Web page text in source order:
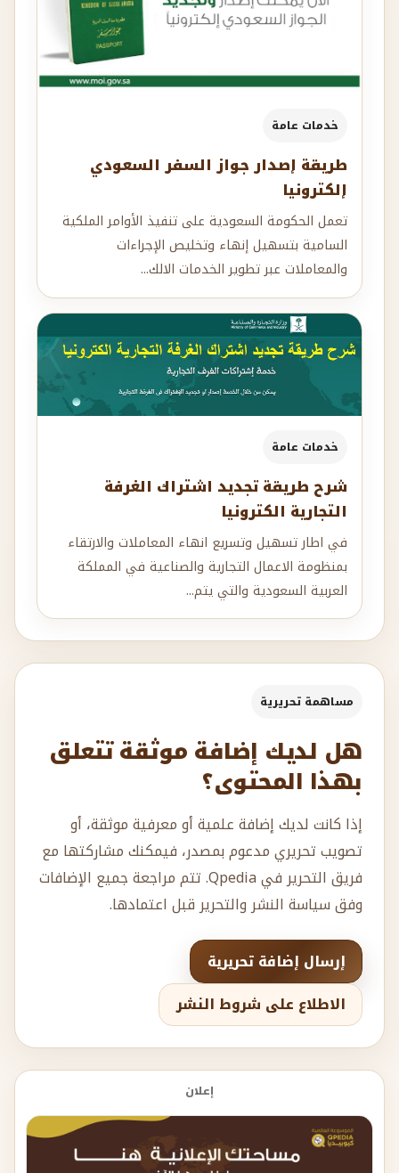
خدمات عامة
طريقة إصدار جواز السفر السعودي
إلكترونيا
تعمل الحكومة السعودية على تنفيذ الأوامر الملكية
السامية بتسهيل إنهاء وتخليص الإجراءات
والمعاملات عبر تطوير الخدمات الالك...
خدمات عامة
شرح طريقة تجديد اشتراك الغرفة
التجارية الكترونيا
في اطار تسهيل وتسريع انهاء المعاملات والارتقاء
بمنظومة الاعمال التجارية والصناعية في المملكة
العربية السعودية والتي يتم...
مساهمة تحريرية
هل لديك إضافة موثقة تتعلق
بهذا المحتوى؟
إذا كانت لديك إضافة علمية أو معرفية موثقة، أو
تصويب تحريري مدعوم بمصدر، فيمكنك مشاركتها مع
فريق التحرير في Qpedia. تتم مراجعة جميع الإضافات
وفق سياسة النشر والتحرير قبل اعتمادها.
إرسال إضافة تحريرية
الاطلاع على شروط النشر
إعلان